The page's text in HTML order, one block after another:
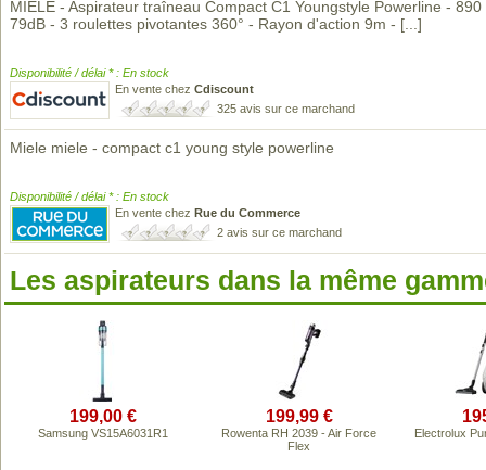
MIELE - Aspirateur traîneau Compact C1 Youngstyle Powerline - 890
79dB - 3 roulettes pivotantes 360° - Rayon d'action 9m - [...]
Disponibilité / délai * : En stock
En vente chez Cdiscount
325 avis sur ce marchand
Miele miele - compact c1 young style powerline
Disponibilité / délai * : En stock
En vente chez Rue du Commerce
2 avis sur ce marchand
Les aspirateurs dans la même
199,00 €
Samsung VS15A6031R1
199,99 €
Rowenta RH 2039 - Air Force
Flex
Electrolux